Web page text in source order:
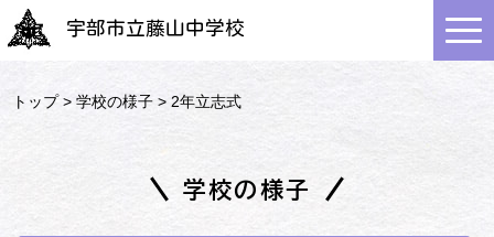
宇部市立藤山中学校
トップ>学校の様子 > 2年立志式
学校の様子